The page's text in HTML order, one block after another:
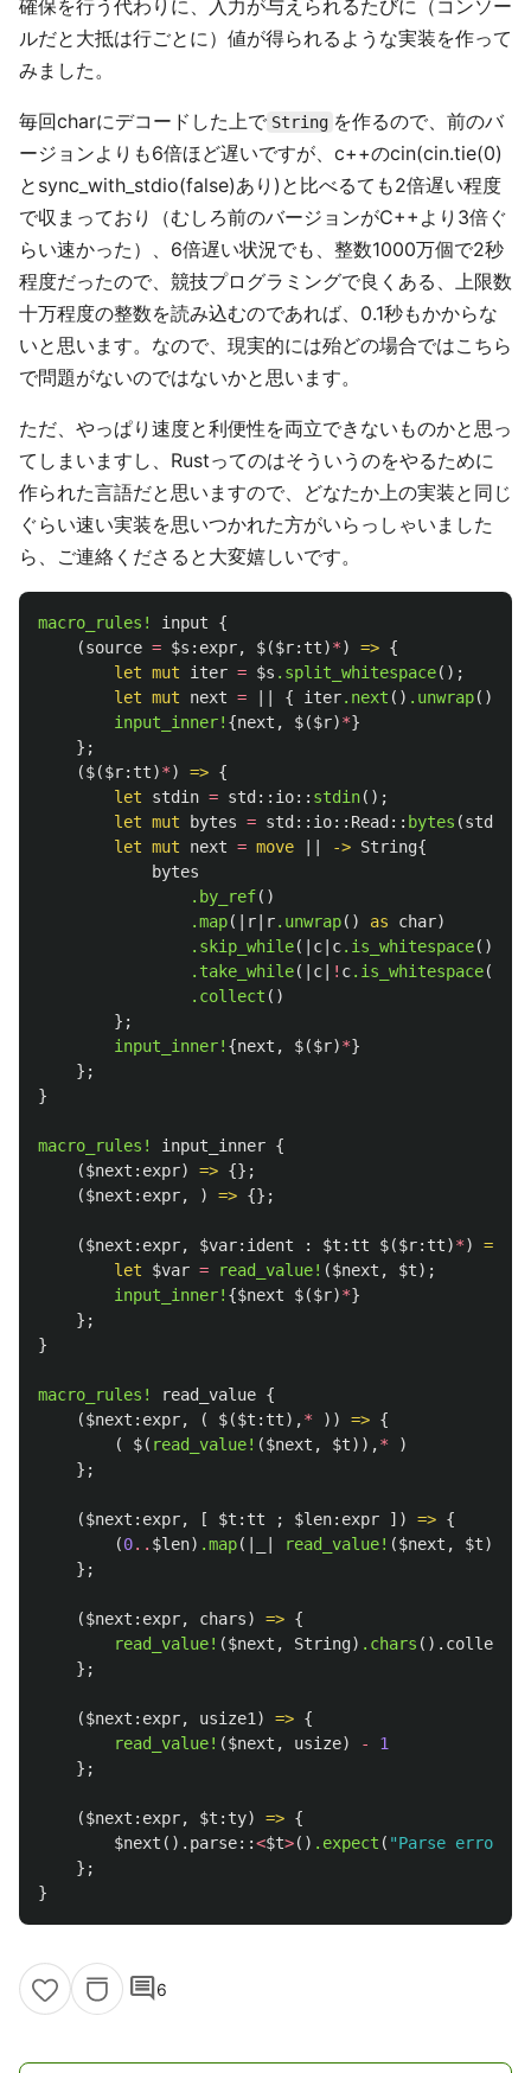
確保を行う代わりに、入力が与えられるたびに（コンソー
ルだと大抵は行ごとに）値が得られるような実装を作って
みました。
毎回charにデコードした上で String を作るので、前のバ
ージョンよりも6倍ほど遅いですが、c++のcin(cin.tie(0)
とsync_with_stdio(false)あり)と比べるても2倍遅い程度
で収まっており（むしろ前のバージョンがC++より3倍ぐ
らい速かった）、6倍遅い状況でも、整数1000万個で2秒
程度だったので、競技プログラミングで良くある、上限数
十万程度の整数を読み込むのであれば、0.1秒もかからな
いと思います。なので、現実的には殆どの場合ではこちら
で問題がないのではないかと思います。
ただ、やっぱり速度と利便性を両立できないものかと思っ
てしまいますし、Rustってのはそういうのをやるために
作られた言語だと思いますので、どなたか上の実装と同じ
ぐらい速い実装を思いつかれた方がいらっしゃいました
ら、ご連絡くださると大変嬉しいです。
macro_rules! input
{
(source = $s:expr, $($r:tt)*) => {
let mut iter = $s .split_whitespace();
let mut next = { iter.next () .unwrap()
input_inner! {next , $($r)*}
};
($($r:tt)*) => {
let
stdin = std :: io:: stdin();
let mut bytes = std :: io:: Read :: bytes (std
let mut next = move -> String{
bytes
.by_ref()
.map(| r r.unwrap() as char)
.skip_while(| c c.is_whitespace())
.take_while(| c ! c.is_whitespace())
.collect ()
};
input_inner! {next , $($r)*}
};
}
macro_rules! input_inner {
($next:expr) => {};
($next:expr, ) => {};
($next:expr, $var:ident : $t:tt $($r:tt)*) =>
let
$var = read_value! ($next , $t);
input_inner! {$next $($r)*}
};
}
macro_rules! read_value {
($next:expr, ( $($t:tt),* )) => {
(
$( read_value! ($next , $t)),*
)
};
($next:expr, [ $t:tt ; $len:expr ]) => {
(0.. $len) .map(| read_value! ($next , $t))
};
($next:expr, chars) => {
read_value! ($next , String) .chars () .collect
};
($next:expr, usize1 ) => {
read_value! ($next , usize) -
1
};
($next:expr, $t:ty) => {
$next () .parse::<$t>() .expect ( "Parse error"
};
}
comment6